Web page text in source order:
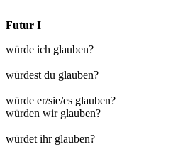
Futur I
würde ich glauben?
würdest du glauben?
würde er/sie/es glauben?
würden wir glauben?
würdet ihr glauben?